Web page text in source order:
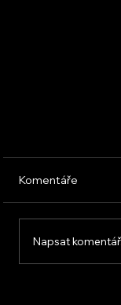
Termické
Komentáře
Napsat